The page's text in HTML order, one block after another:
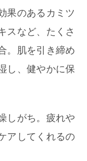
果のあるカミツ
スなど、たくさ
。肌を引き締め
し、健やかに保
しがち。疲れや
アしてくれるの